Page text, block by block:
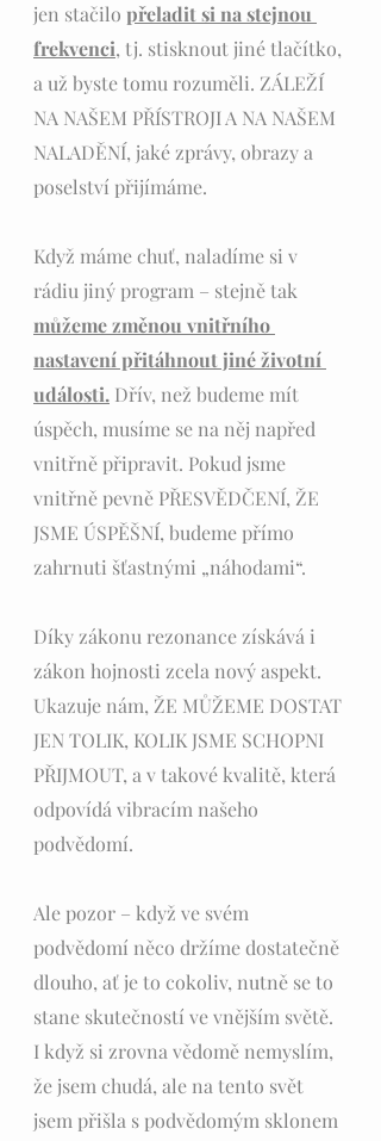
jen stačilo přeladit si na stejnou
frekvenci, tj. stisknout jiné tlačítko,
a už byste tomu rozuměli. ZÁLEŽÍ
NA NAŠEM PŘÍSTROJI A NA NAŠEM
NALADĚNÍ, jaké zprávy, obrazy a
poselství přijímáme.
Když máme chuť, naladíme si v
rádiu jiný program – stejně tak
můžeme změnou vnitřního
nastavení přitáhnout jiné životní
události. Dřív, než budeme mít
úspěch, musíme se na něj napřed
vnitřně připravit. Pokud jsme
vnitřně pevně PŘESVĚDČENÍ, ŽE
JSME ÚSPĚŠNÍ, budeme přímo
zahrnuti šťastnými „náhodami“.
Díky zákonu rezonance získává i
zákon hojnosti zcela nový aspekt.
Ukazuje nám, ŽE MŮŽEME DOSTAT
JEN TOLIK, KOLIK JSME SCHOPNI
PŘIJMOUT, a v takové kvalitě, která
odpovídá vibracím našeho
podvědomí.
Ale pozor – když ve svém
podvědomí něco držíme dostatečně
dlouho, ať je to cokoliv, nutně se to
stane skutečností ve vnějším světě.
I když si zrovna vědomě nemyslím,
že jsem chudá, ale na tento svět
jsem přišla s podvědomým sklonem